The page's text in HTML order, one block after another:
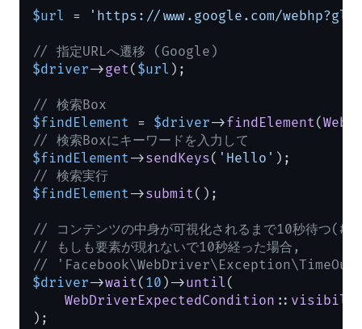
$url = 'https://www.google.com/
// 指定URLへ遷移 (Google)
$driver->get( $url );
// 検索Box
$findElement = $driver->findElement(
// 検索Boxにキーワードを入力して
$findElement->sendKeys( 'Hello'
// 検索実行
$findElement->submit();
// コンテンツの中身が可視化されるまで10秒待つ
// もしも要素が現れないで10秒経った場合,
//
$driver->wait( 10 )->until (
WebDriverExpectedCondition ::
);